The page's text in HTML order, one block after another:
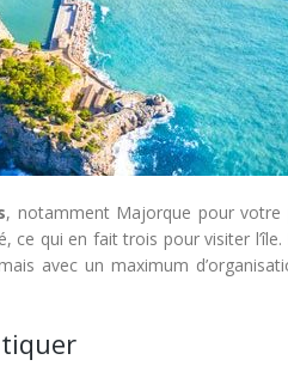
, notamment Majorque pour votre
ce qui en fait trois pour visiter
avec un maximum